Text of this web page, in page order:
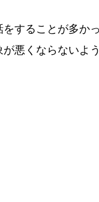
することが多か
悪くならないよ